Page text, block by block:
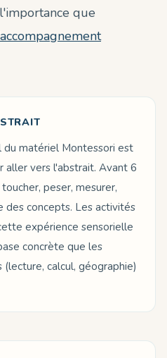
que
du matériel Montessori est
aller vers l'abstrait. Avant 6
peser, mesurer,
des concepts. Les activités
expérience sensorielle
concrète que les
calcul, géographie)